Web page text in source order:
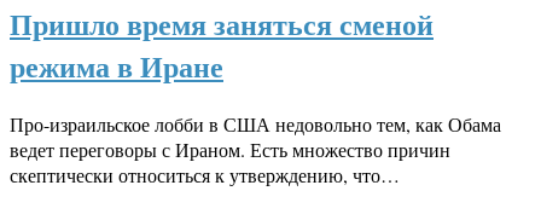
Пришло время заняться сменой
режима в Иране
Про-израильское лобби в США недовольно тем, как Обама
ведет переговоры с Ираном. Есть множество причин
скептически относиться к утверждению, что…